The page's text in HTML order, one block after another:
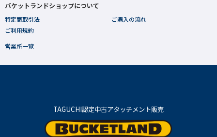
バケットランドショップについて
特定商取引法
ご利用規約
ご購入の流れ
営業所一覧
TAGUCHI認定中古アタッチメント販売